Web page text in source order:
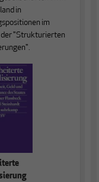
in
im
der "Strukturierten